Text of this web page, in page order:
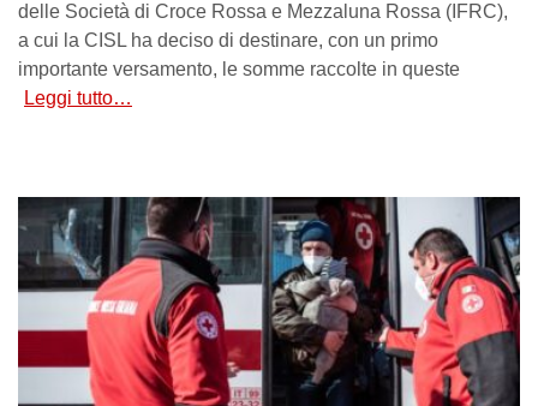
delle Società di Croce Rossa e Mezzaluna Rossa (IFRC),
a cui la CISL ha deciso di destinare, con un primo
importante versamento, le somme raccolte in queste
Leggi tutto…